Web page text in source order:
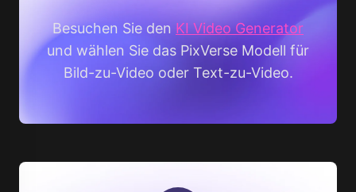
Besuchen Sie den KI Video Generator
und wählen Sie das PixVerse Modell für
Bild-zu-Video oder Text-zu-Video.